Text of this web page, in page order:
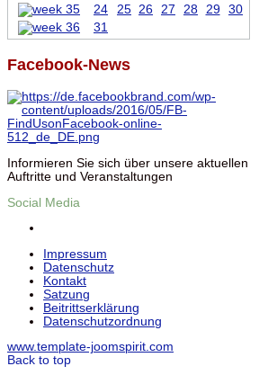
24
25 26 27 28 29
30
31
Facebook-News
Informieren Sie sich über unsere aktuellen
Auftritte und Veranstaltungen
Social Media
Impressum
Datenschutz
Kontakt
Satzung
Beitrittserklärung
Datenschutzordnung
www.template-joomspirit.com
Back to top